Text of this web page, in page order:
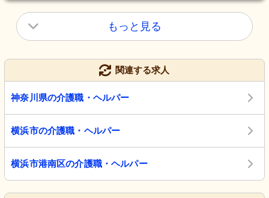
もっと見る
関連する求人
神奈川県の介護職・ヘルパー
横浜市の介護職・ヘルパー
横浜市港南区の介護職・ヘルパー